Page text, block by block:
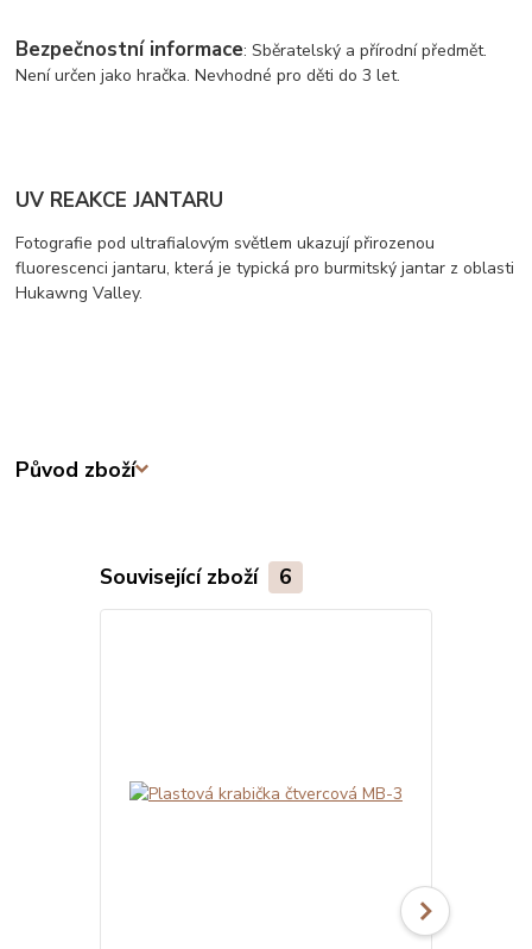
Bezpečnostní informace: Sběratelský a přírodní předmět.
Není určen jako hračka. Nevhodné pro děti do 3 let.
UV REAKCE JANTARU
Fotografie pod ultrafialovým světlem ukazují přirozenou
fluorescenci jantaru, která je typická pro burmitský jantar z oblasti
Hukawng Valley.
Původ zboží
Související zboží 6